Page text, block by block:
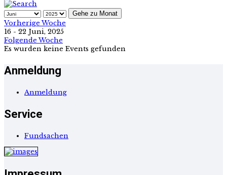
Gehe zu Monat
Vorherige Woche
16 - 22 Juni, 2025
Folgende Woche
Es wurden keine Events gefunden
Anmeldung
Anmeldung
Service
Fundsachen